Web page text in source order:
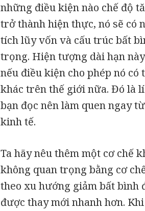
những điều kiện nào chế độ
trở thành hiện thực, nó sẽ có
tích lũy vốn và cấu trúc bất
trọng. Hiện tượng dài hạn
nếu điều kiện cho phép nó
khác trên thế giới nữa. Đó là
bạn đọc nên làm quen ngay
kinh tế.
Ta hãy nêu thêm một cơ chế
không quan trọng bằng cơ
theo xu hướng giảm bất bình
được thay mới nhanh hơn.